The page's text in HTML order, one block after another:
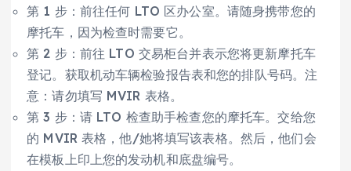
第 1 步：前往任何 LTO 区办公室。请随身携带您的
摩托车，因为检查时需要它。
第 2 步：前往 LTO 交易柜台并表示您将更新摩托车
登记。获取机动车辆检验报告表和您的排队号码。注
意：请勿填写 MVIR 表格。
第 3 步：请 LTO 检查助手检查您的摩托车。交给您
的 MVIR 表格，他/她将填写该表格。然后，他们会
在模板上印上您的发动机和底盘编号。